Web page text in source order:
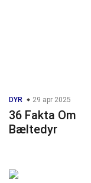
DYR 29 apr 2025
36 Fakta Om
Bæltedyr